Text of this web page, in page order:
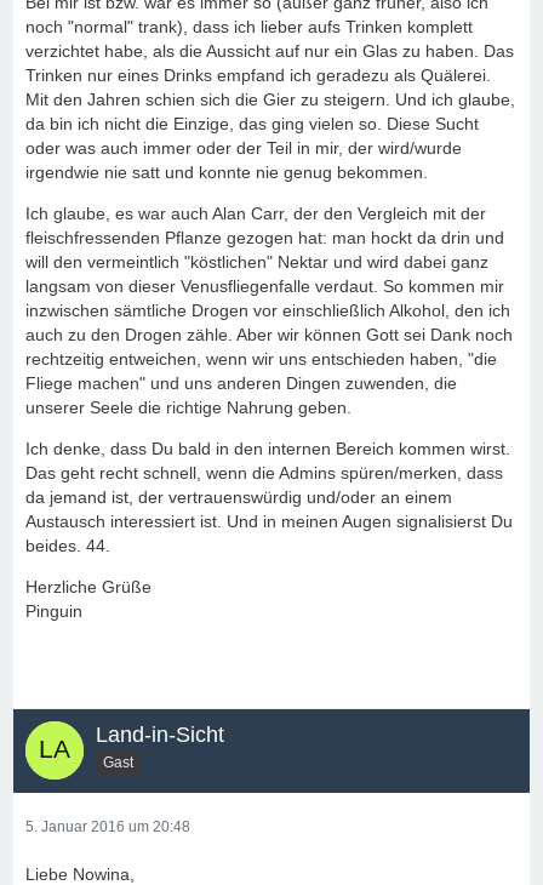
noch "normal" trank), dass ich lieber aufs Trinken komplett
verzichtet habe, als die Aussicht auf nur ein Glas zu haben. Das
Trinken nur eines Drinks empfand ich geradezu als Quälerei.
Mit den Jahren schien sich die Gier zu steigern. Und ich glaube,
da bin ich nicht die Einzige, das ging vielen so. Diese Sucht
oder was auch immer oder der Teil in mir, der wird/wurde
irgendwie nie satt und konnte nie genug bekommen.
Ich glaube, es war auch Alan Carr, der den Vergleich mit der
fleischfressenden Pflanze gezogen hat: man hockt da drin und
will den vermeintlich "köstlichen" Nektar und wird dabei ganz
langsam von dieser Venusfliegenfalle verdaut. So kommen mir
inzwischen sämtliche Drogen vor einschließlich Alkohol, den ich
auch zu den Drogen zähle. Aber wir können Gott sei Dank noch
rechtzeitig entweichen, wenn wir uns entschieden haben, "die
Fliege machen" und uns anderen Dingen zuwenden, die
unserer Seele die richtige Nahrung geben.
Ich denke, dass Du bald in den internen Bereich kommen wirst.
Das geht recht schnell, wenn die Admins spüren/merken, dass
da jemand ist, der vertrauenswürdig und/oder an einem
Austausch interessiert ist. Und in meinen Augen signalisierst Du
beides. 44.
Herzliche Grüße
Pinguin
Land-in-Sicht
Gast
5. Januar 2016 um 20:48
Liebe Nowina,